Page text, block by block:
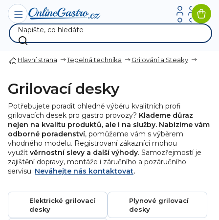
Přejít
obsah
Hlavní strana Tepelná technika Grilování a Steaky
Grilovací desky
Potřebujete poradit ohledně výběru kvalitních profi
grilovacích desek pro gastro provozy? Klademe důraz
nejen na kvalitu produktů, ale i na služby. Nabízíme vám
odborné poradenství, pomůžeme vám s výběrem
vhodného modelu. Registrovaní zákazníci mohou
využít věrnostní slevy a další výhody. Samozřejmostí je
zajištění dopravy, montáže i záručního a pozáručního
servisu. Neváhejte nás kontaktovat.
Elektrické grilovací
desky
Plynové grilovací
desky